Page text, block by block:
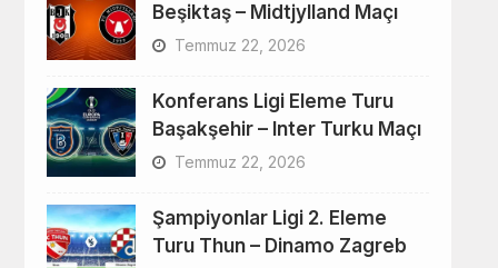
Beşiktaş – Midtjylland Maçı
Temmuz 22, 2026
Konferans Ligi Eleme Turu
Başakşehir – Inter Turku Maçı
Temmuz 22, 2026
Şampiyonlar Ligi 2. Eleme
Turu Thun – Dinamo Zagreb